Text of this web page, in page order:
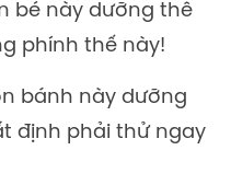
bé này dưỡng thê
phính thế này!
bánh này dưỡng
định phải thử ngay